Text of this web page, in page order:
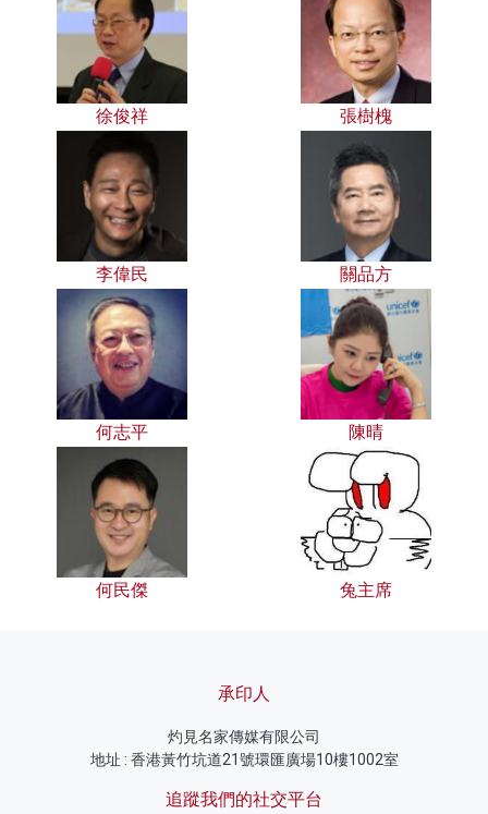
徐俊祥 張樹槐
李偉民 關品方
何志平 陳晴
何民傑 兔主席
承印人
灼見名家傳媒有限公司
地址 : 香港黃竹坑道21號環匯廣場10樓1002室
追蹤我們的社交平台